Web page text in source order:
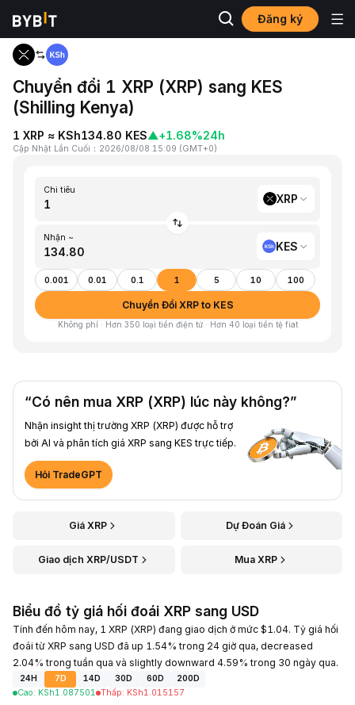
Đăng ký
Trang chủ
Chuyển đổi 1 XRP (XRP) sang KES
(Shilling Kenya)
1 XRP ≈ KSh134.80 KES▲+1.68%24h
Cập Nhật Lần Cuối ： 2026/08/08 15:09 (GMT+0)
Chi tiêu
XRP
Nhận ~
KES
0.001 0.01 0.1 1 5 10 100
Chuyển Đổi XRP to KES
Không phí · Hơn 350 loại tiền điện tử · Hơn 40 loại tiền tệ fiat
“Có nên mua XRP (XRP) lúc này không?”
Nhận insight thị trường XRP (XRP) được hỗ trợ
bởi AI và phân tích giá XRP sang KES trực tiếp.
Hỏi TradeGPT
Giá XRP Dự Đoán Giá
Giao dịch XRP/USDT Mua XRP
Biểu đồ tỷ giá hối đoái XRP sang USD
Tính đến hôm nay, 1 XRP (XRP) đang giao dịch ở mức $1.04. Tỷ giá hối
đoái từ XRP sang USD đã up 1.54% trong 24 giờ qua, decreased
2.04% trong tuần qua và slightly downward 4.59% trong 30 ngày qua.
24H 7D 14D 30D 60D
200D
Cao: KSh1.087501 Thấp: KSh1.015157